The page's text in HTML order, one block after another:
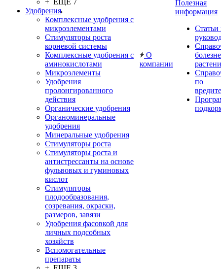
+ ЕЩЕ 7
Удобрения
Комплексные удобрения с
микроэлементами
Стимуляторы роста
корневой системы
Комплексные удобрения с
аминокислотами
Микроэлементы
Удобрения
пролонгированного
действия
Органические удобрения
Органоминеральные
удобрения
Минеральные удобрения
Стимуляторы роста
Стимуляторы роста и
антистрессанты на основе
фульвовых и гуминовых
кислот
Стимуляторы
плодообразования,
созревания, окраски,
размеров, завязи
Удобрения фасовкой для
личных подсобных
хозяйств
Вспомогательные
препараты
О
компании
Полезная
информация
Статьи
по